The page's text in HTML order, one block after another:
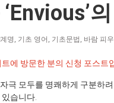
명 , 기초 영어 , 기초문법 , 바람 피
에 방문한 분의 신청 포스트
극 모두를 명쾌하게 구분하
습니다.